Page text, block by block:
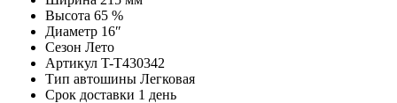
Высота 65 %
Диаметр 16″
Сезон Лето
Артикул T-T430342
Тип автошины Легковая
Срок доставки 1 день